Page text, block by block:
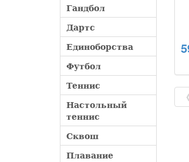
Гандбол
Дартс
Единоборства
Футбол
Теннис
Настольный
теннис
Сквош
Плавание
《